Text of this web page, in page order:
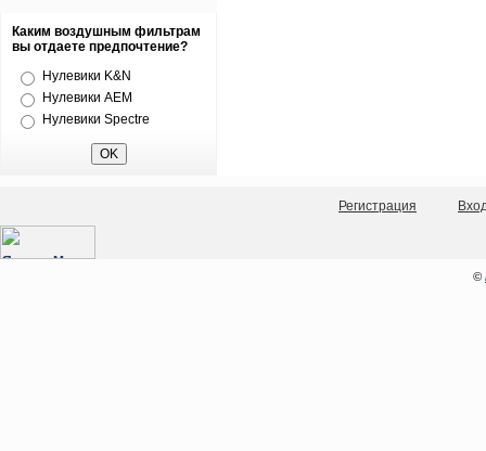
Каким воздушным фильтрам
вы отдаете предпочтение?
Нулевики K&N
Нулевики AEM
Нулевики Spectre
Регистрация
©